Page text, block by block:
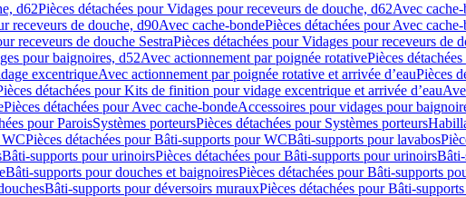
d62Pièces détachées pour Vidages pour receveurs de douche, d62Avec
receveurs de douche, d90Avec cache-bondePièces détachées pour Avec
receveurs de douche SestraPièces détachées pour Vidages pour receveurs de
pour baignoires, d52Avec actionnement par poignée rotativePièces
excentriqueAvec actionnement par poignée rotative et arrivée d’eauPièces
détachées pour Kits de finition pour vidage excentrique et arrivée d’eau
Pièces détachées pour Avec cache-bondeAccessoires pour vidages pour
pour ParoisSystèmes porteursPièces détachées pour Systèmes porteurs
Pièces détachées pour Bâti-supports pour WCBâti-supports pour lavabos
Bâti-supports pour urinoirsPièces détachées pour Bâti-supports pour urinoirsBâti-
Bâti-supports pour douches et baignoiresPièces détachées pour Bâti-supports
Bâti-supports pour déversoirs murauxPièces détachées pour Bâti-